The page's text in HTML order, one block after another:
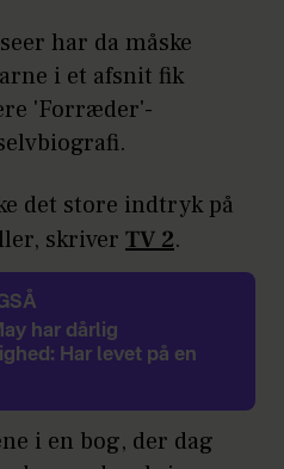
har da måske
i et afsnit fik
'Forræder'-
det store indtryk på
skriver TV 2.
har dårlig
Har levet på en
i en bog, der dag